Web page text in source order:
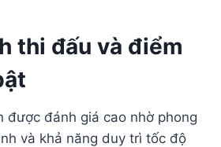
thi đấu và điểm
được đánh giá cao nhờ phong
và khả năng duy trì tốc độ